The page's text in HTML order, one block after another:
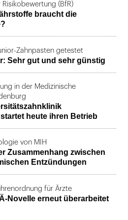
(BfR)
braucht die
Zahnpasten getestet
Sehr gut und sehr günstig
in der Medizinische
heute ihren Betrieb
von MIH
Zusammenhang zwischen
Entzündungen
für Ärzte
Novelle erneut überarbeitet